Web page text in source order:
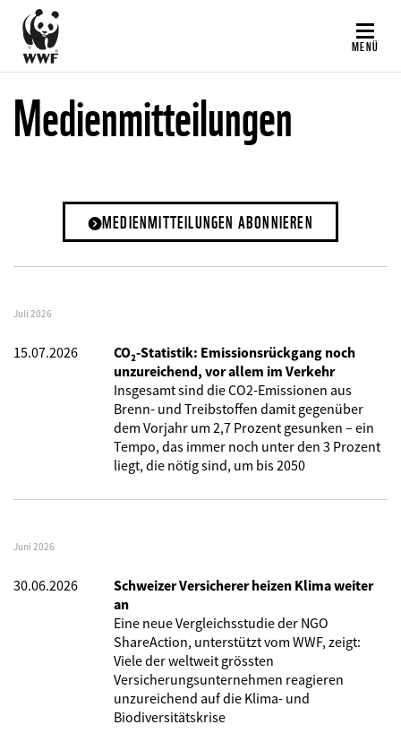
Direkt
zum
Inhalt
MENÜ
Medienmitteilungen
MEDIENMITTEILUNGEN ABONNIEREN
Juli 2026
15.07.2026
CO₂-Statistik: Emissionsrückgang noch
unzureichend, vor allem im Verkehr
Insgesamt sind die CO2-Emissionen aus
Brenn- und Treibstoffen damit gegenüber
dem Vorjahr um 2,7 Prozent gesunken – ein
Tempo, das immer noch unter den 3 Prozent
liegt, die nötig sind, um bis 2050
Juni 2026
30.06.2026
Schweizer Versicherer heizen Klima weiter
an
Eine neue Vergleichsstudie der NGO
ShareAction, unterstützt vom WWF, zeigt:
Viele der weltweit grössten
Versicherungsunternehmen reagieren
unzureichend auf die Klima- und
Biodiversitätskrise